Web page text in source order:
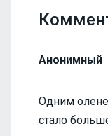
Анонимный
Одним
стало